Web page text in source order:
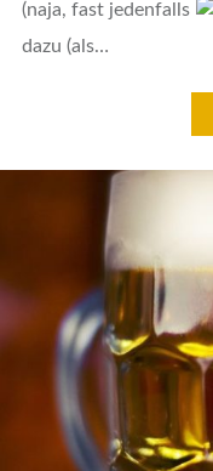
(naja, fast jedenfalls
dazu (als…